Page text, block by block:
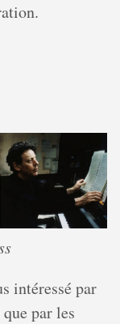
intéressé par
par les